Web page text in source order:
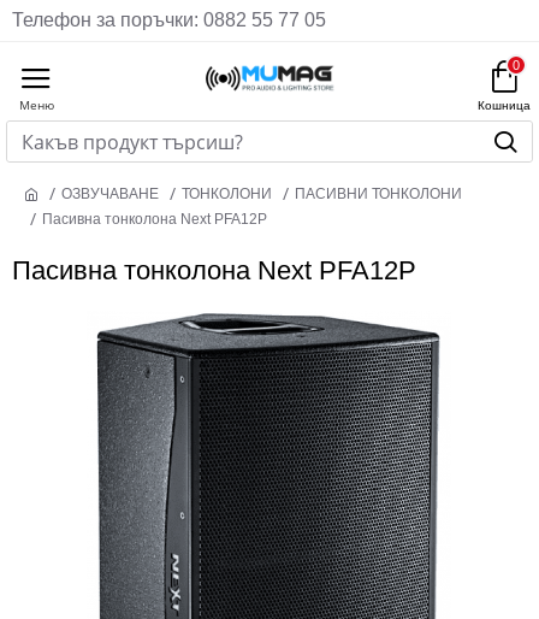
Телефон за поръчки: 0882 55 77 05
0
ОЗВУЧАВАНЕ ТОНКОЛОНИ
ПАСИВНИ ТОНКОЛОНИ
Пасивна тонколона Next PFA12P
Пасивна тонколона Next PFA12P